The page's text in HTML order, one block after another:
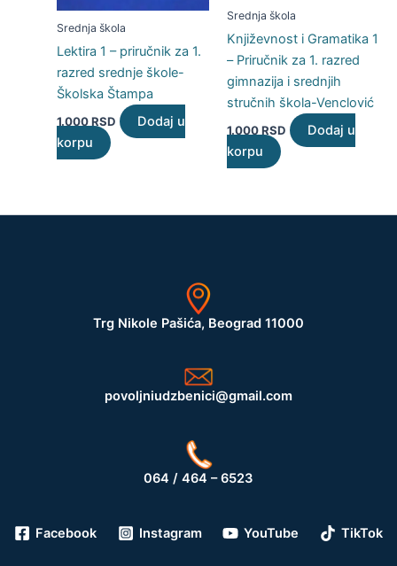
Srednja škola
Lektira 1 – priručnik za 1.
razred srednje škole-
Školska Štampa
1.000RSD
Dodaj u
korpu
Srednja škola
Književnost i Gramatika 1
– Priručnik za 1. razred
gimnazija i srednjih
stručnih škola-Venclović
1.000RSD
Dodaj u
korpu
Trg Nikole Pašića, Beograd 11000
povoljniudzbenici@gmail.com
064 / 464 – 6523
Facebook Instagram YouTube TikTok